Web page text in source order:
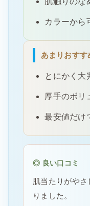
カラーから
あまりおすす
とにかく大
厚手のボリ
最安値だけ
◎ 良い口コミ
肌当たりがや
りました。